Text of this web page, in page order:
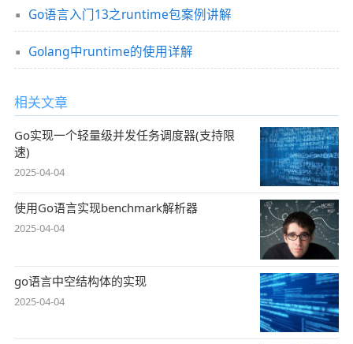
Go语言入门13之runtime包案例讲解
Golang中runtime的使用详解
相关文章
Go实现一个轻量级并发任务调度器(支持限
速)
2025-04-04
使用Go语言实现benchmark解析器
2025-04-04
go语言中空结构体的实现
2025-04-04